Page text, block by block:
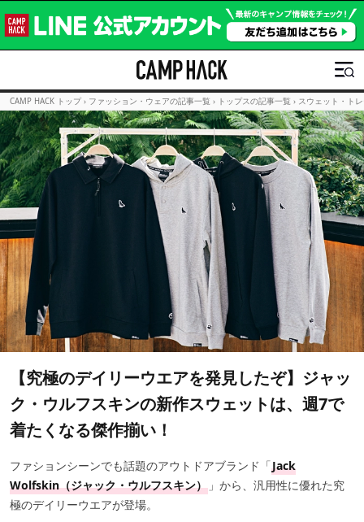
CAMP HACK トップ › ファッション・ウェアの記事一覧 › トップスの記事一覧 › スウェット・ト
【究極のデイリーウエアを発見したぞ】ジャッ
ク・ウルフスキンの新作スウェットは、週7で
着たくなる傑作揃い！
ファションシーンでも話題のアウトドアブランド「Jack
Wolfskin（ジャック・ウルフスキン） 」から、汎用性に優れた究
極のデイリーウエアが登場。